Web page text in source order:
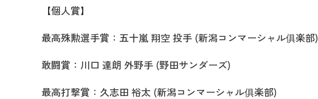
【個人賞】
最高殊勲選手賞：五十嵐 翔空 投手 (新潟コンマーシャル俱楽部)
敢闘賞：川口 達朗 外野手 (野田サンダーズ)
最高打撃賞：久志田 裕太 (新潟コンマーシャル俱楽部)